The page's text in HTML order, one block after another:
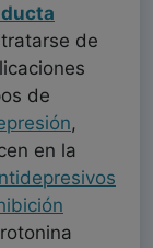
de
de
,
en la